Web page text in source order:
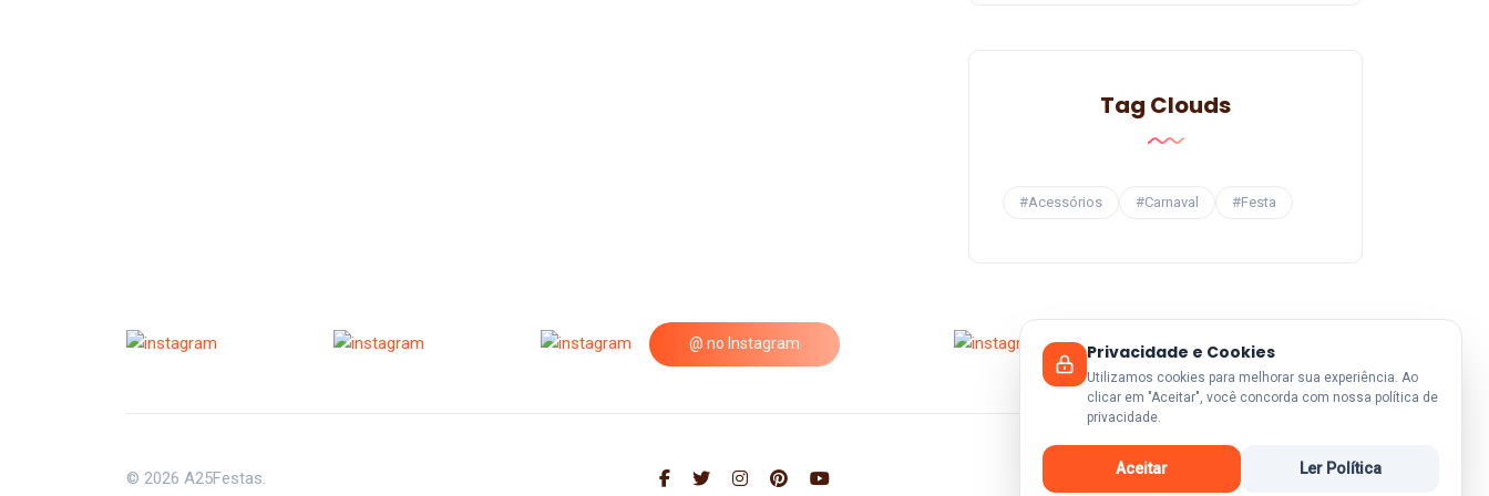
Tag Clouds
#Acessórios #Carnaval #Festa
@ no Instagram
© 2026 A25Festas. Voltar ao Topo
Privacidade e Cookies
Utilizamos cookies para melhorar sua experiência. Ao
clicar em "Aceitar", você concorda com nossa política de
privacidade.
Aceitar Ler Política